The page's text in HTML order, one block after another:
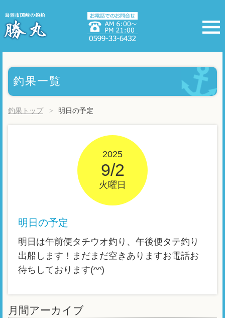
釣果一覧
釣果トップ 明日の予定
2025
9/2
火曜日
明日の予定
明日は午前便タチウオ釣り、午後便タテ釣り
出船します！まだまだ空きありますお電話お
待ちしております(^^)
月間アーカイブ